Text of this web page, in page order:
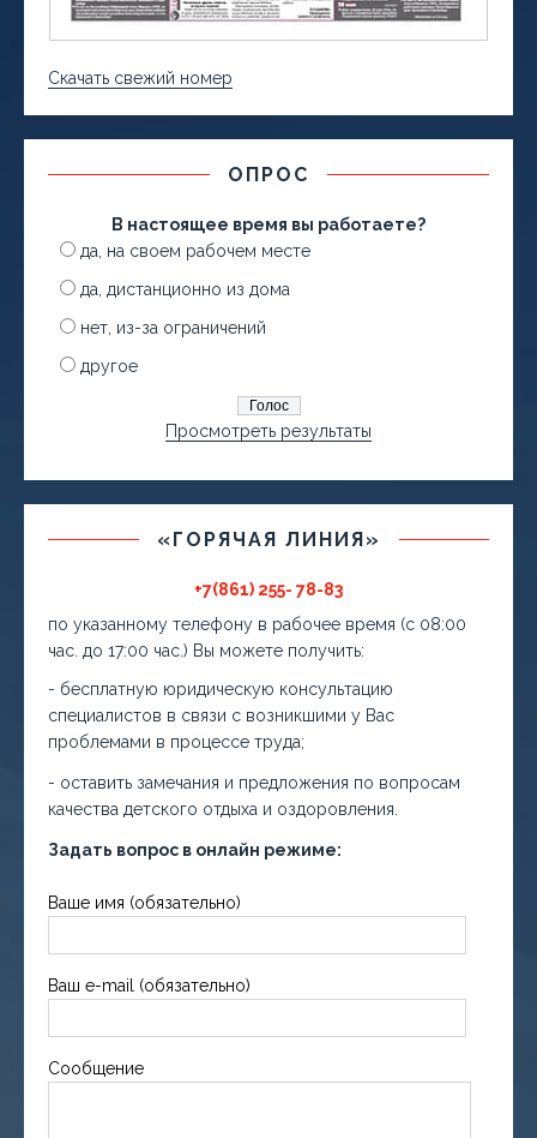
Скачать свежий номер
ОПРОС
В настоящее время вы работаете?
да, на своем рабочем месте
да, дистанционно из дома
нет, из-за ограничений
другое
Просмотреть результаты
«ГОРЯЧАЯ ЛИНИЯ»
+7(861) 255- 78-83
по указанному телефону в рабочее время (с 08:00
час. до 17:00 час.) Вы можете получить:
- бесплатную юридическую консультацию
специалистов в связи с возникшими у Вас
проблемами в процессе труда;
- оставить замечания и предложения по вопросам
качества детского отдыха и оздоровления.
Задать вопрос в онлайн режиме:
Ваше имя (обязательно)
Ваш e-mail (обязательно)
Сообщение